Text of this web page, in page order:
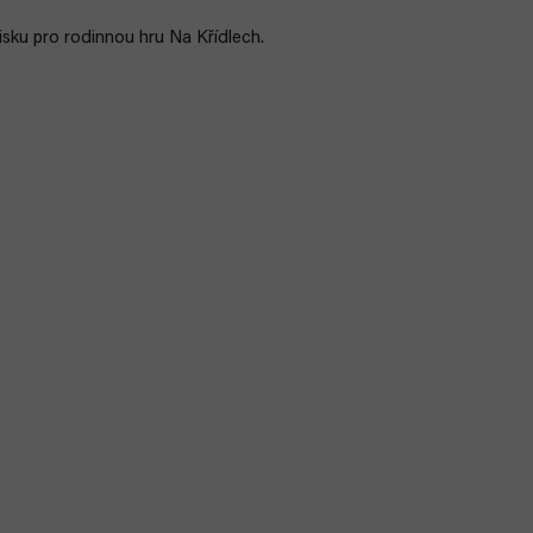
pro rodinnou hru Na Křídlech.